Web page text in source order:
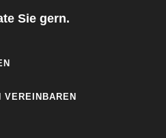
Sie gern.
VEREINBAREN